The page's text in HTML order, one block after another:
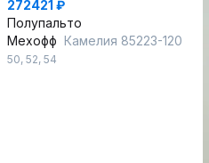
272421 ₽
Полупальто
Мехофф Камелия 85223-120
50, 52, 54